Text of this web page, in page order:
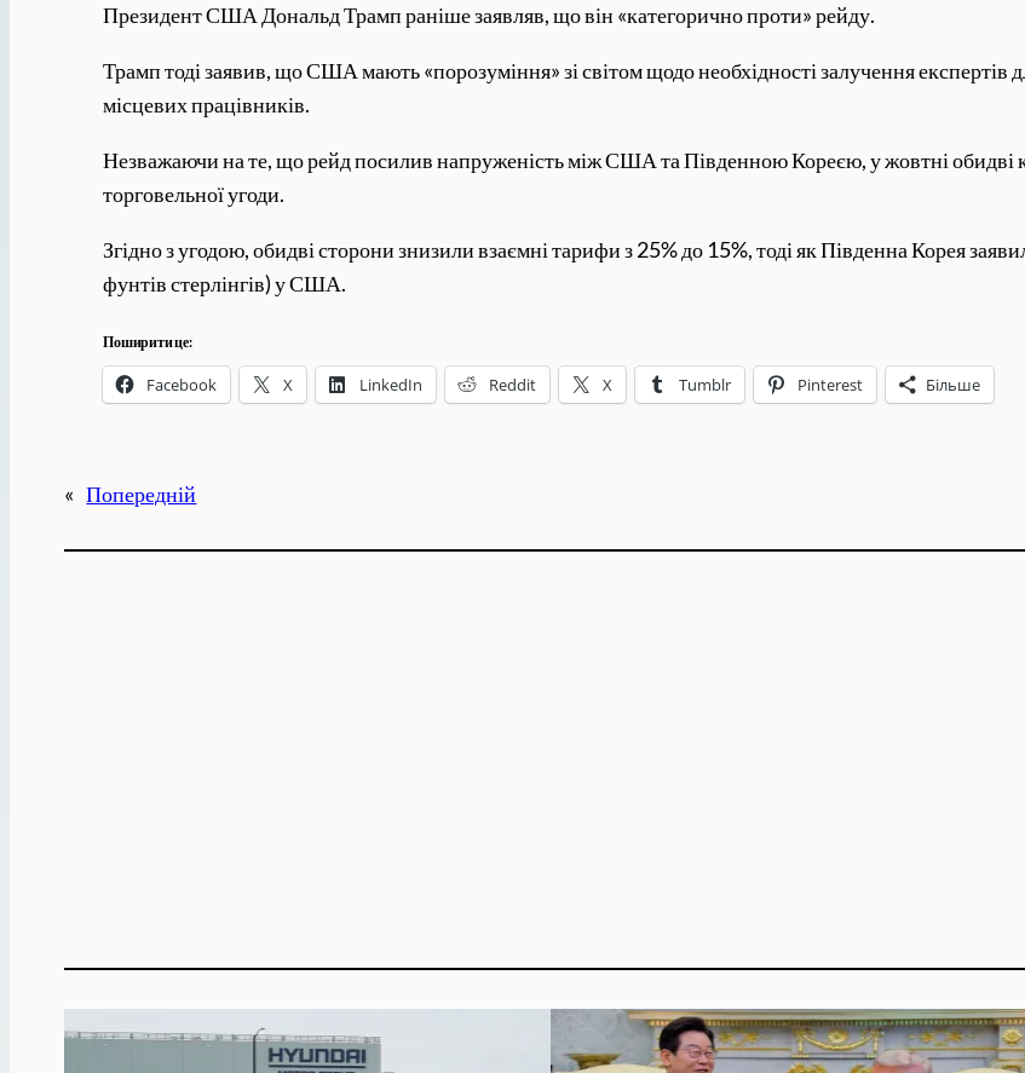
Президент США Дональд Трамп раніше заявляв, що він «категорично проти» рейду.
Трамп тоді заявив, що США мають «порозуміння» зі світом щодо необхідності залучення експертів
місцевих працівників.
Незважаючи на те, що рейд посилив напруженість між США та Південною Кореєю, у жовтні обидві
торговельної угоди.
Згідно з угодою, обидві сторони знизили взаємні тарифи з 25% до 15%, тоді як Південна Корея
фунтів стерлінгів) у США.
Поширити це:
Facebook X LinkedIn Reddit X Tumblr Pinterest Більше
« Попередній